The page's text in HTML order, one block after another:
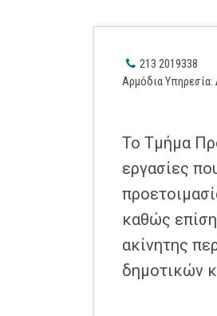
213 2019338
Αρμόδια Υπηρεσία:
Το Τμήμα
εργασίες
καθώς
ακίνητης
δημοτικών